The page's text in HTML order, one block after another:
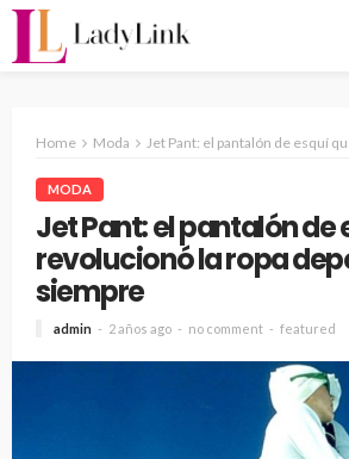
Home Moda Jet Pant: el pantalón de esquí que
MODA
Jet Pant: el pantalón de
revolucionó la ropa
siempre
admin 2 años ago no comment featured